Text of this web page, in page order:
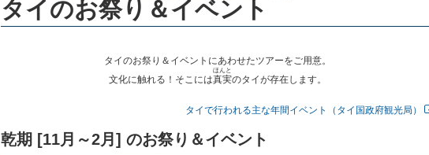
タイのお祭り＆イベント
タイのお祭り＆イベントにあわせたツアーをご用意。
文化に触れる！そこには真実
ほんと
のタイが存在します。
タイで行われる主な年間イベント（タイ国政府観光局）
乾期 [11月～2月] のお祭り＆イベント